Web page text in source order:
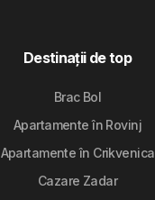
Destinaţii de top
Brac Bol
Apartamente în Rovinj
Apartamente în Crikvenica
Cazare Zadar